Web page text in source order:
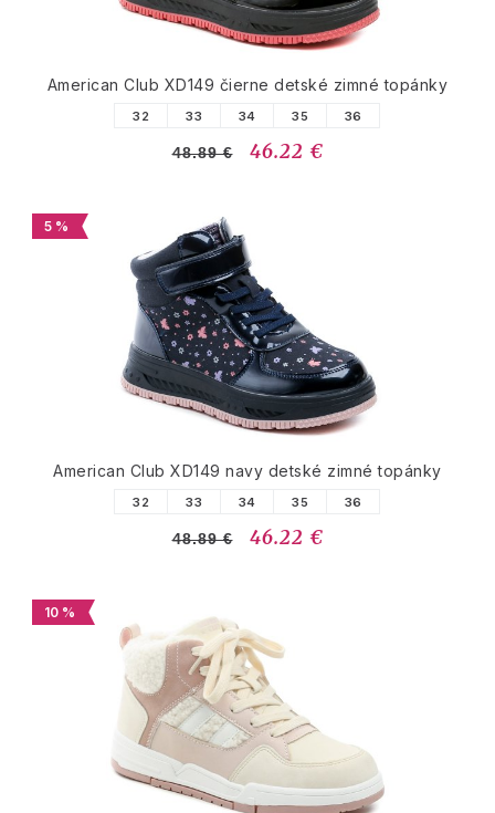
American Club XD149 čierne detské zimné topánky
32 33 34 35 36
48.89 € 46.22 €
5 %
American Club XD149 navy detské zimné topánky
32 33 34 35 36
48.89 € 46.22 €
10 %